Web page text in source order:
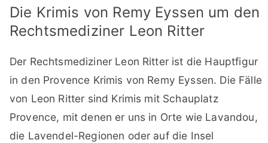
Die Krimis von Remy Eyssen um den
Rechtsmediziner Leon Ritter
Der Rechtsmediziner Leon Ritter ist die Hauptfigur
in den Provence Krimis von Remy Eyssen. Die Fälle
von Leon Ritter sind Krimis mit Schauplatz
Provence, mit denen er uns in Orte wie Lavandou,
die Lavendel-Regionen oder auf die Insel